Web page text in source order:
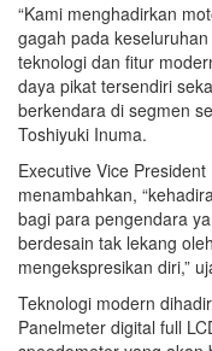
“Kami menghadirkan
gagah pada
teknologi dan fitur
daya pikat tersendiri
berkendara di segmen
Toshiyuki Inuma.
Executive Vice
menambahkan,
bagi para pengendara
berdesain tak lekang
mengekspresikan diri,”
Teknologi modern
Panelmeter digital full